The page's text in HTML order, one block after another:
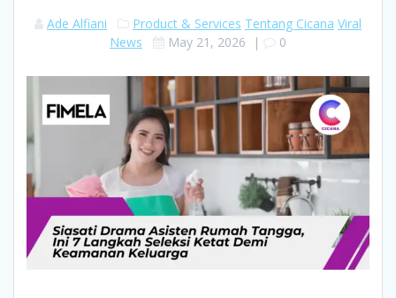
Ade Alfiani Product & Services Tentang Cicana Viral
News
May 21, 2026 | 0